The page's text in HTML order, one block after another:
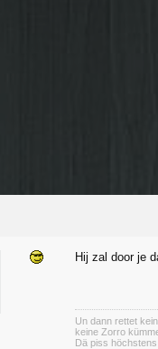
Hij zal door je
Un dann rettet
keine Zorro
Dä piss